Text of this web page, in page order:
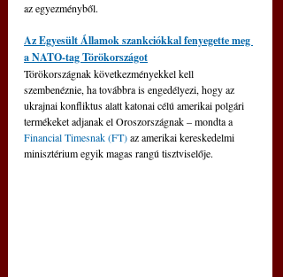
az egyezményből.
Az Egyesült Államok szankciókkal fenyegette meg
a NATO-tag Törökországot
Törökországnak következményekkel kell
szembenéznie, ha továbbra is engedélyezi, hogy az
ukrajnai konfliktus alatt katonai célú amerikai polgári
termékeket adjanak el Oroszországnak – mondta a
Financial Timesnak (FT) az amerikai kereskedelmi
minisztérium egyik magas rangú tisztviselője.